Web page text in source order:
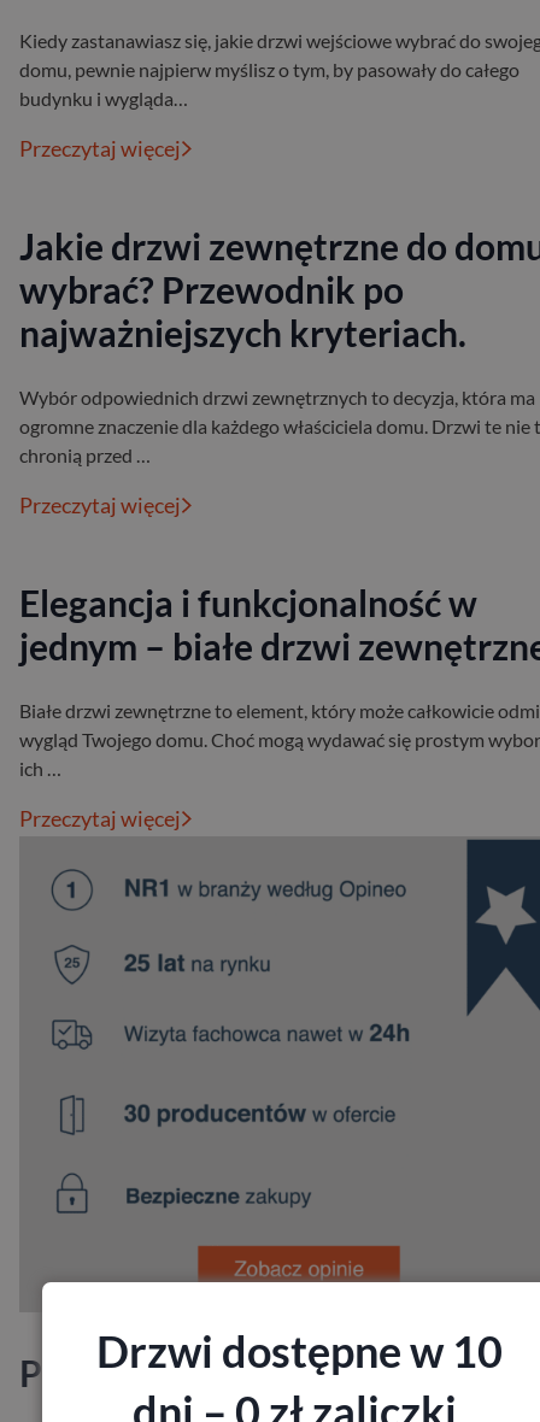
Kiedy zastanawiasz się, jakie drzwi wejściowe wybrać do
domu, pewnie najpierw myślisz o tym, by pasowały do całego
budynku i wygląda…
Przeczytaj więcej
Jakie drzwi zewnętrzne do
wybrać? Przewodnik po
najważniejszych kryteriach.
Wybór odpowiednich drzwi zewnętrznych to decyzja, która ma
ogromne znaczenie dla każdego właściciela domu. Drzwi te nie
chronią przed …
Przeczytaj więcej
Elegancja i funkcjonalność w
jednym – białe drzwi
Białe drzwi zewnętrzne to element, który może całkowicie
wygląd Twojego domu. Choć mogą wydawać się prostym
ich …
Przeczytaj więcej
Producenci
Drzwi dostępne w 10
dni – 0 zł zaliczki,